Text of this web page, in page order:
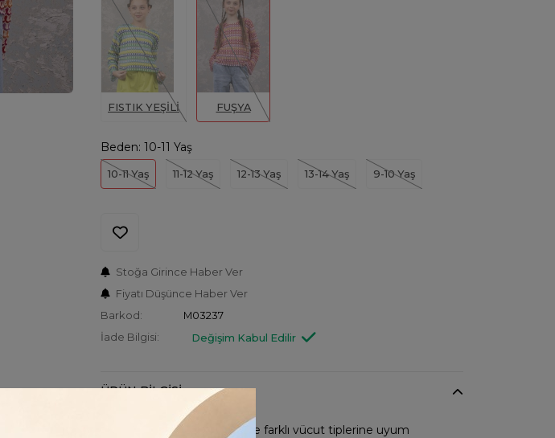
FISTIK YEŞİLİ FUŞYA
Beden: 10-11 Yaş
10-11 Yaş 11-12 Yaş 12-13 Yaş 13-14 Yaş 9-10 Yaş
Stoğa Girince Haber Ver
Fiyatı Düşünce Haber Ver
Barkod:
M03237
İade Bilgisi:
Değişim Kabul Edilir
ÜRÜN BILGISI
- Standart boy kesimi ile farklı vücut tiplerine uyum